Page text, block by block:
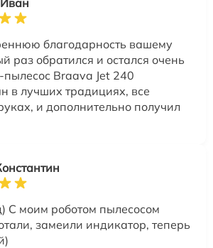
благодарность вашему
раз обратился и остался очень
пылесос Braava Jet 240
в лучших традициях, все
и дополнительно получил
С моим роботом пылесосом
замеили индикатор, теперь